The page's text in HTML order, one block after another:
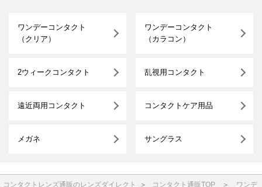
ワンデーコンタクト
（クリア）
ワンデーコンタクト
（カラコン）
2ウィークコンタクト 乱視用コンタクト
遠近両用コンタクト コンタクトケア用品
メガネ サングラス
コンタクトレンズ通販のレンズダイレクト ＞ コンタクト通販TOP ＞ ワンデ